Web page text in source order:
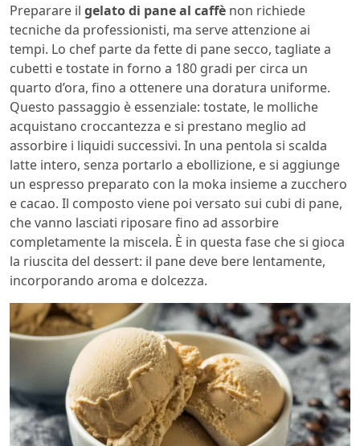
Preparare il gelato di pane al caffè non richiede
tecniche da professionisti, ma serve attenzione ai
tempi. Lo chef parte da fette di pane secco, tagliate a
cubetti e tostate in forno a 180 gradi per circa un
quarto d’ora, fino a ottenere una doratura uniforme.
Questo passaggio è essenziale: tostate, le molliche
acquistano croccantezza e si prestano meglio ad
assorbire i liquidi successivi. In una pentola si scalda
latte intero, senza portarlo a ebollizione, e si aggiunge
un espresso preparato con la moka insieme a zucchero
e cacao. Il composto viene poi versato sui cubi di pane,
che vanno lasciati riposare fino ad assorbire
completamente la miscela. È in questa fase che si gioca
la riuscita del dessert: il pane deve bere lentamente,
incorporando aroma e dolcezza.